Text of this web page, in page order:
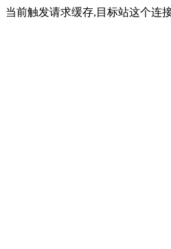
当前触发请求缓存,目标站这个连